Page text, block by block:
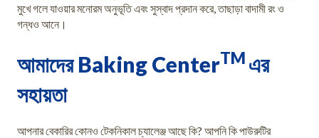
মুখে গলে যাওয়ার মনোরম অনুভূতি এবং সুস্বাদ প্রদান করে, তাছাড়া বাদামী রং ও
গন্ধও আনে।
আমাদের Baking CenterTM এর
সহায়তা
আপনার বেকারির কোনও টেকনিকাল চ্যালেঞ্জ আছে কি? আপনি কি পাউরুটির